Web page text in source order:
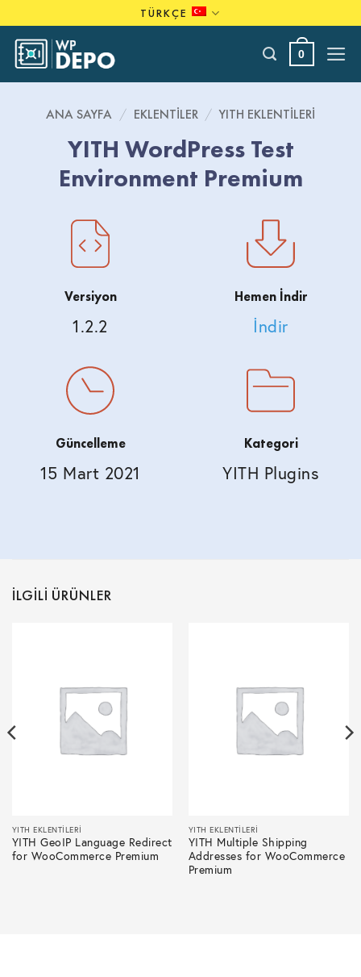
to
content
TÜRKÇE
0
ANA SAYFA / EKLENTILER / YITH EKLENTILERI
YITH WordPress Test
Environment Premium
Versiyon
1.2.2
Hemen İndir
İndir
Güncelleme
15 Mart 2021
Kategori
YITH Plugins
İLGILI ÜRÜNLER
YITH EKLENTILERI
YITH GeoIP Language Redirect
for WooCommerce Premium
YITH EKLENTILERI
YITH Multiple Shipping
Addresses for WooCommerce
Premium